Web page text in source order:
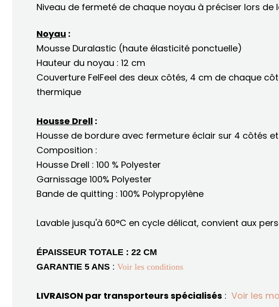
Niveau de fermeté de chaque noyau à préciser lors de
Noyau :
Mousse Duralastic (haute élasticité ponctuelle)
Hauteur du noyau : 12 cm
Couverture FelFeel des deux côtés, 4 cm de chaque
thermique
Housse Drell:
Housse de bordure avec fermeture éclair sur 4 côtés
Composition :
Housse Drell : 100 % Polyester
Garnissage 100% Polyester
Bande de quitting : 100% Polypropylène
Lavable jusqu'à 60°C en cycle délicat, convient aux
ÉPAISSEUR TOTALE : 22 CM
GARANTIE 5 ANS : Voir les conditions
LIVRAISON par transporteurs spécialisés : Voir les